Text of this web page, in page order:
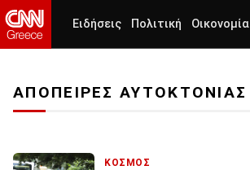
Ειδήσεις Πολιτική Οικονομία
ΑΠΟΠΕΙΡΕΣ ΑΥΤΟΚΤΟΝΙΑΣ
ΚΟΣΜΟΣ